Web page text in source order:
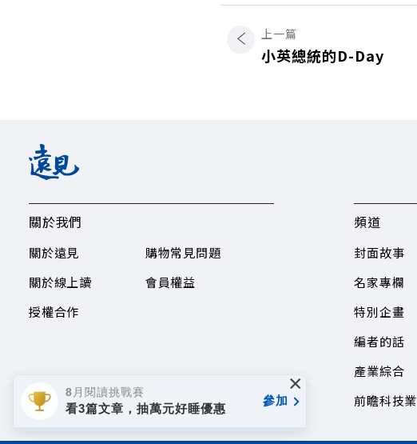
上一篇
小英總統的D-Day
關於我們
關於遠見
關於線上讀
授權合作
購物常見問題
會員權益
頻道
封面故事
名家專欄
特別企畫
編者的話
產業綜合
前瞻科技業
8月閱讀挑戰賽
看3篇文章，抽萬元好睡優惠
參加
×